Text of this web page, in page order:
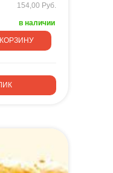
154,00 Руб.
в наличии